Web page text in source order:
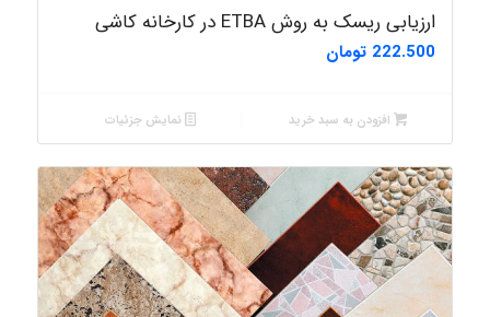
ارزیابی ریسک به روش ETBA در کارخانه کاشی
222.500 تومان
افزودن به سبد خرید نمایش جزئیات